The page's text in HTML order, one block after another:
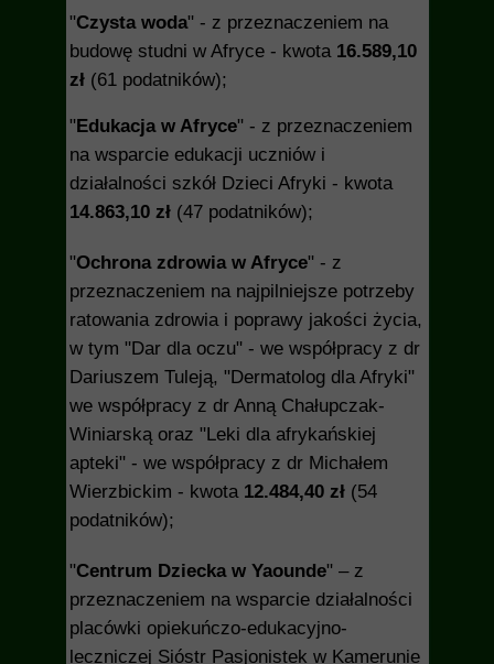
"Czysta woda" - z przeznaczeniem na
budowę studni w Afryce - kwota 16.589,10
zł (61 podatników);
"Edukacja w Afryce" - z przeznaczeniem
na wsparcie edukacji uczniów i
działalności szkół Dzieci Afryki - kwota
14.863,10 zł (47 podatników);
"Ochrona zdrowia w Afryce" - z
przeznaczeniem na najpilniejsze potrzeby
ratowania zdrowia i poprawy jakości życia,
w tym "Dar dla oczu" - we współpracy z dr
Dariuszem Tuleją, "Dermatolog dla Afryki"
we współpracy z dr Anną Chałupczak-
Winiarską oraz "Leki dla afrykańskiej
apteki" - we współpracy z dr Michałem
Wierzbickim - kwota 12.484,40 zł (54
podatników);
"Centrum Dziecka w Yaounde" – z
przeznaczeniem na wsparcie działalności
placówki opiekuńczo-edukacyjno-
leczniczej Sióstr Pasjonistek w Kamerunie